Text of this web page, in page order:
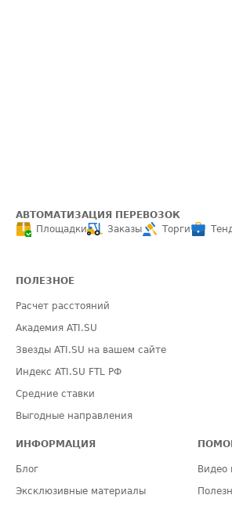
АВТОМАТИЗАЦИЯ ПЕРЕВОЗОК
Площадки
Заказы Торги
ПОЛЕЗНОЕ
Расчет расстояний
Академия ATI.SU
Звезды ATI.SU на вашем сайте
Индекс ATI.SU FTL РФ
Средние ставки
Выгодные направления
ИНФОРМАЦИЯ
Блог
Эксклюзивные материалы
Видео